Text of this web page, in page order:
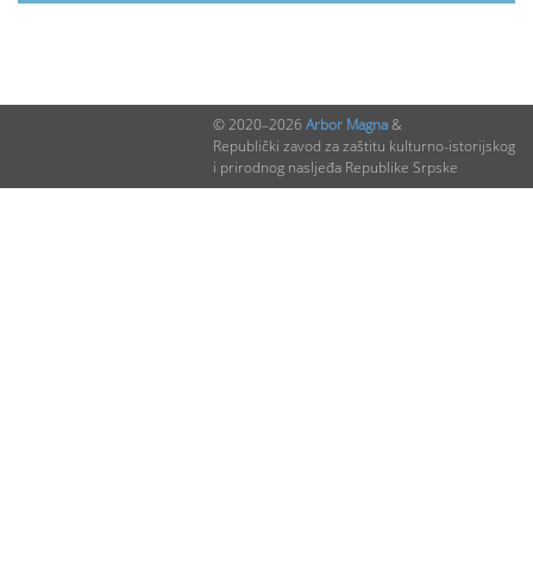
© 2020–2026 Arbor Magna&
Republički zavod za zaštitu kulturno-istorijskog
i prirodnog nasljeđa Republike Srpske